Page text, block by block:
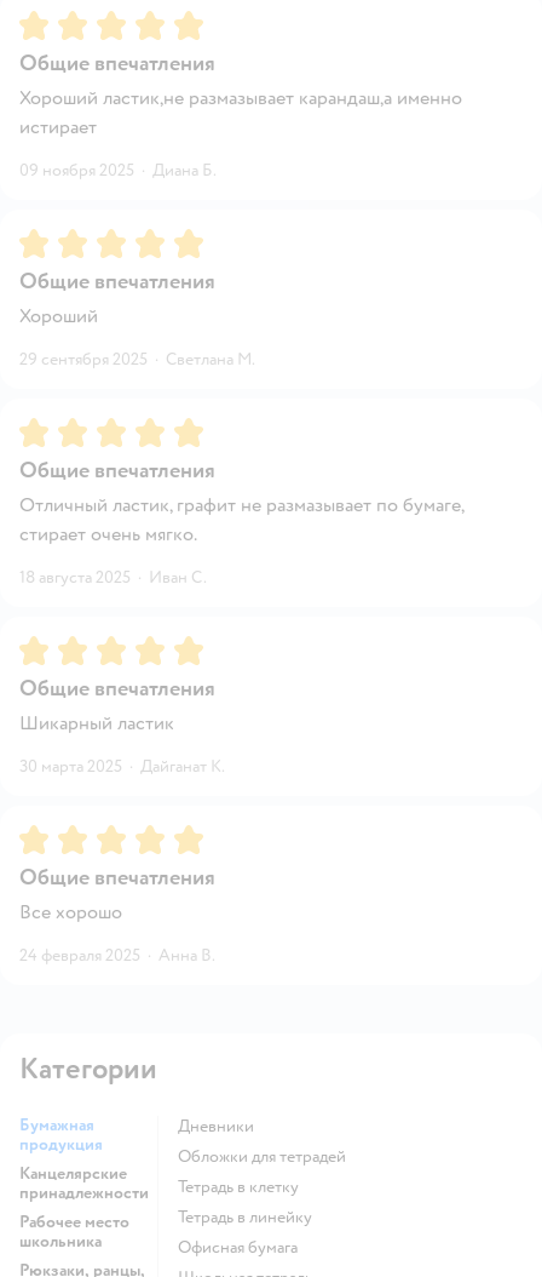
Рейтинг:5
Общие впечатления
Хороший ластик,не размазывает карандаш,а именно
истирает
09 ноября 2025 · Диана Б.
Рейтинг:5
Общие впечатления
Хороший
29 сентября 2025 · Светлана М.
Рейтинг:5
Общие впечатления
Отличный ластик, графит не размазывает по бумаге,
стирает очень мягко.
18 августа 2025 · Иван С.
Рейтинг:5
Общие впечатления
Шикарный ластик
30 марта 2025 · Дайганат К.
Рейтинг:5
Общие впечатления
Все хорошо
24 февраля 2025 · Анна В.
Категории
Бумажная
продукция
Канцелярские
принадлежности
Рабочее место
школьника
Рюкзаки, ранцы,
Дневники
Обложки для тетрадей
Тетрадь в клетку
Тетрадь в линейку
Офисная бумага